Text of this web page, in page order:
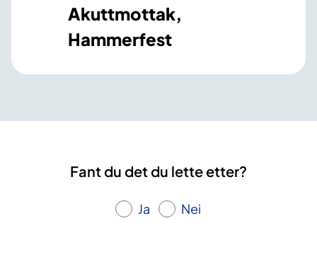
Akuttmottak,
Hammerfest
Fant du det du lette etter?
Ja Nei